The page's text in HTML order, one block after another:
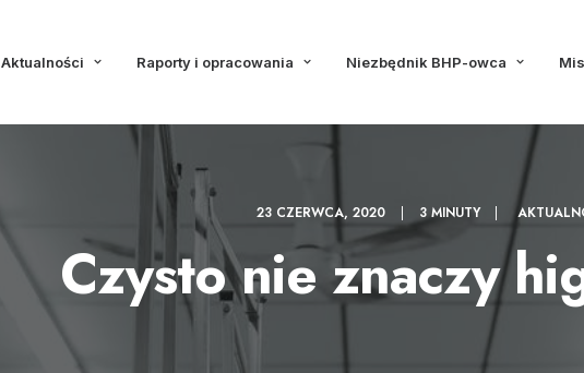
Aktualności Raporty i opracowania Niezbędnik BHP-owca
23 CZERWCA, 2020 | 3 MINUTY |
Czysto nie znaczy